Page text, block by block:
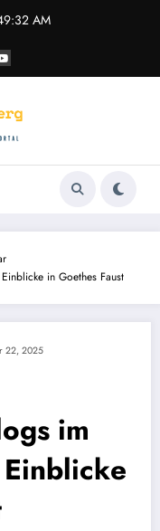
AM
in Goethes Faust
22, 2025
im